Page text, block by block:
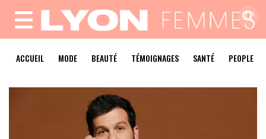
MENU
ACCUEIL MODE BEAUTÉ TÉMOIGNAGES SANTÉ PEOPLE